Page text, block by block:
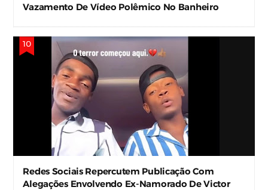
Vazamento De Vídeo Polêmico No Banheiro
Redes Sociais Repercutem Publicação Com
Alegações Envolvendo Ex-Namorado De Victor